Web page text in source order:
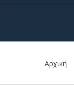
Αρχική